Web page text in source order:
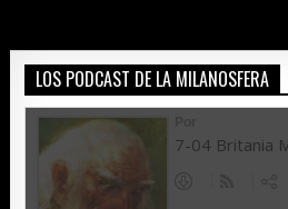
LOS PODCAST DE LA MILANOSFERA